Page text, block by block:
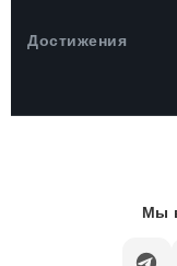
Достижения
Мы